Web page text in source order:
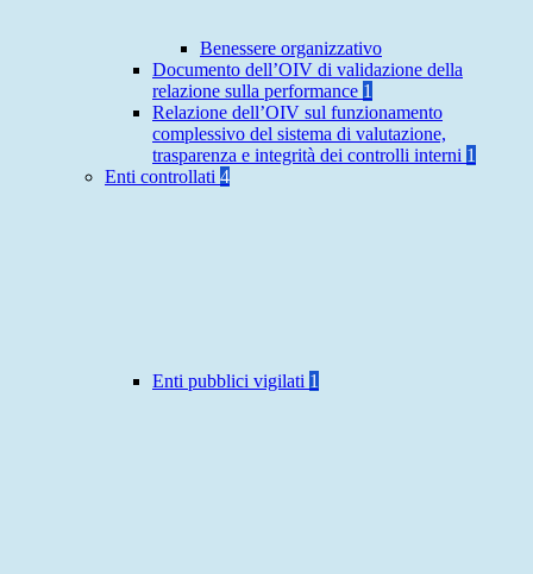
Benessere organizzativo
Documento dell’OIV di validazione della
relazione sulla performance 1
Relazione dell’OIV sul funzionamento
complessivo del sistema di valutazione,
trasparenza e integrità dei controlli interni 1
Enti controllati 4
Enti pubblici vigilati 1